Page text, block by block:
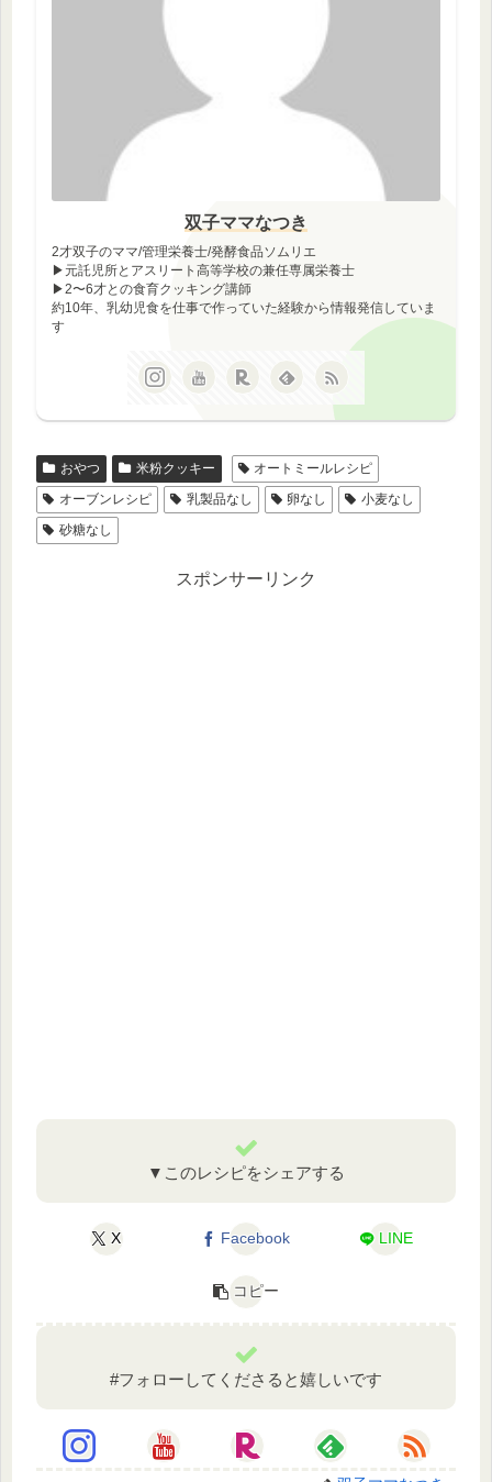
双子ママなつき
2才双子のママ/管理栄養士/発酵食品ソムリエ
▶︎元託児所とアスリート高等学校の兼任専属栄養士
▶︎2〜6才との食育クッキング講師
約10年、乳幼児食を仕事で作っていた経験から情報発信していま
す
おやつ 米粉クッキー
オートミールレシピ
オーブンレシピ
乳製品なし 卵なし
小麦なし
砂糖なし
スポンサーリンク
▼このレシピをシェアする
X Facebook LINE
コピー
#フォローしてくださると嬉しいです